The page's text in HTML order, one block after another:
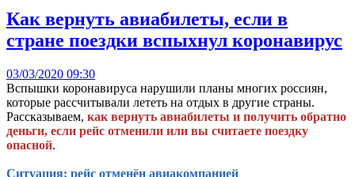
Как вернуть авиабилеты, если в
стране поездки вспыхнул коронавирус
03/03/2020 09:30
Вспышки коронавируса нарушили планы многих россиян,
которые рассчитывали лететь на отдых в другие страны.
Рассказываем, как вернуть авиабилеты и получить обратно
деньги, если рейс отменили или вы считаете поездку
опасной.
Ситуация: рейс отменён авиакомпанией